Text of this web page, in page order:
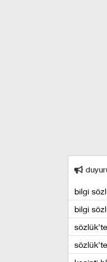
bilgi
bilgi